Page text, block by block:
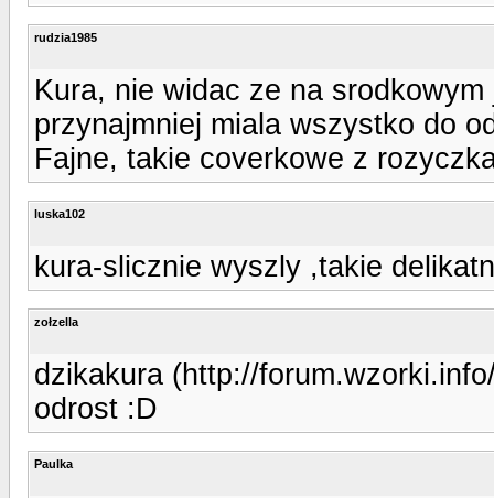
rudzia1985
Kura, nie widac ze na
przynajmniej miala wszystko do
Fajne, takie coverkowe z
luska102
kura-slicznie wyszly ,takie
zołzella
dzikakura (http://
odrost :D
Paulka